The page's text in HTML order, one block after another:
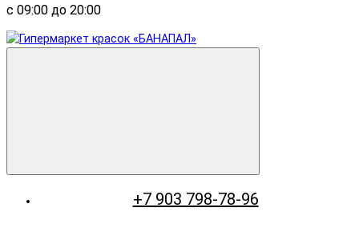
с 09:00 до 20:00
+7 903 798-78-96